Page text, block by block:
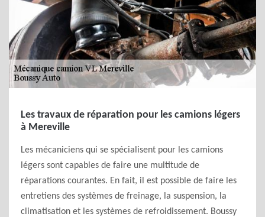
Les travaux de réparation pour les camions légers
à Mereville
Les mécaniciens qui se spécialisent pour les camions
légers sont capables de faire une multitude de
réparations courantes. En fait, il est possible de faire les
entretiens des systèmes de freinage, la suspension, la
climatisation et les systèmes de refroidissement. Boussy